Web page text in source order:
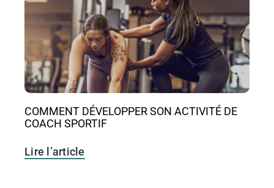
COMMENT DÉVELOPPER SON ACTIVITÉ DE
COACH SPORTIF
Lire l’article